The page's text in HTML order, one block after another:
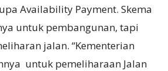
Availability Payment. Skema
untuk pembangunan, tapi
jalan. “Kementerian
untuk pemeliharaan Jalan